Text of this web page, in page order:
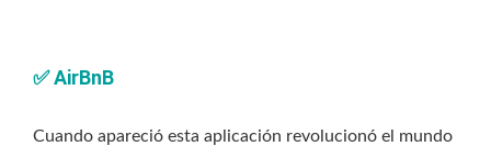
✅AirBnB
Cuando apareció esta aplicación revolucionó el mundo